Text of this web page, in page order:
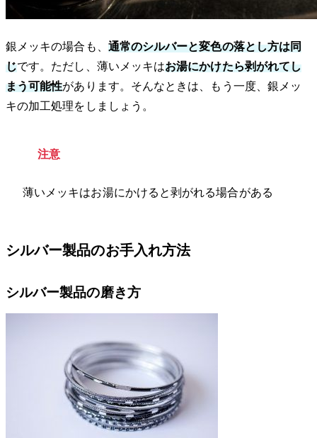
銀メッキの場合も、 通常のシルバーと変色の落とし方は同
じです。ただし、薄いメッキはお湯にかけたら剥がれてし
まう可能性があります。そんなときは、もう一度、銀メッ
キの加工処理をしましょう。
注意
薄いメッキはお湯にかけると剥がれる場合がある
シルバー製品のお手入れ方法
シルバー製品の磨き方